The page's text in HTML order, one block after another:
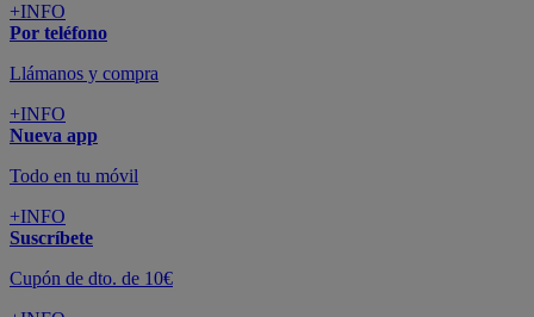
+INFO
Por teléfono
Llámanos y compra
+INFO
Nueva app
Todo en tu móvil
+INFO
Suscríbete
Cupón de dto. de 10€